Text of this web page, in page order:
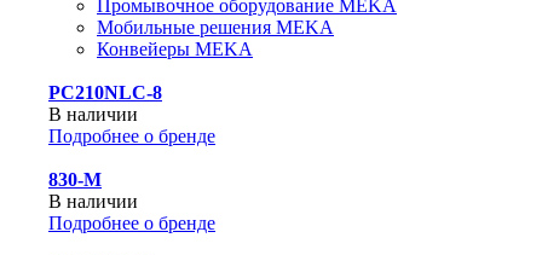
Промывочное оборудование MEKA
Мобильные решения MEKA
Конвейеры MEKA
PC210NLC-8
В наличии
Подробнее о бренде
830-М
В наличии
Подробнее о бренде